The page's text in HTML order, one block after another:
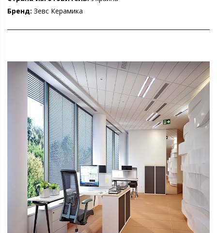
Бренд: Зевс Керамика